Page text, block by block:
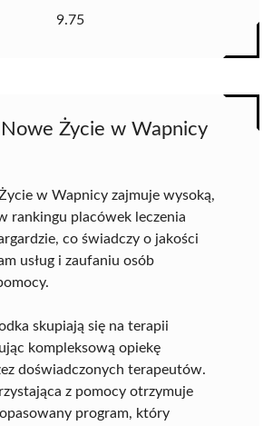
9.75
Życie w Wapnicy
w Wapnicy zajmuje wysoką,
rankingu placówek leczenia
co świadczy o jakości
usług i zaufaniu osób
skupiają się na terapii
kompleksową opiekę
doświadczonych terapeutów.
z pomocy otrzymuje
program, który